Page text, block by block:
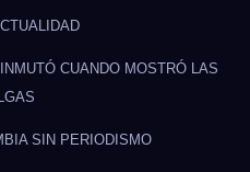
CUANDO MOSTRÓ LAS
SIN PERIODISMO